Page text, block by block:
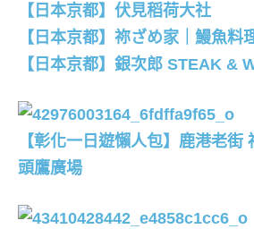
【日本京都】伏見稻荷大社
【日本京都】祢ざめ家｜鰻魚料
【日本京都】銀次郎 STEAK &
【彰化一日遊懶人包】鹿港老街
頭鷹廣場